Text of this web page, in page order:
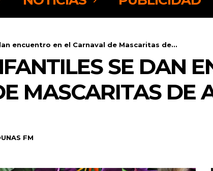
encuentro en el Carnaval de Mascaritas de...
SE DAN
MASCARITAS DE
FM